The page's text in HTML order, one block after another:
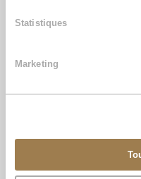
Statistiques
Marketing